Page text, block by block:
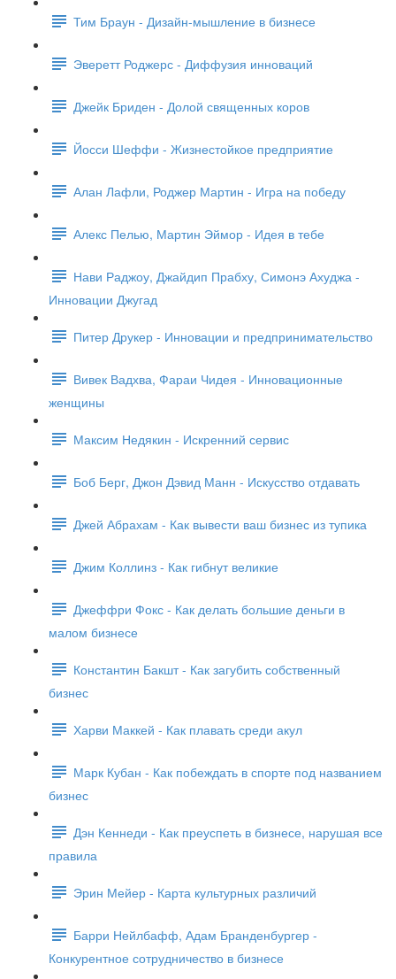
Тим Браун - Дизайн-мышление в бизнесе
Эверетт Роджерс - Диффузия инноваций
Джейк Бриден - Долой священных коров
Йосси Шеффи - Жизнестойкое предприятие
Алан Лафли, Роджер Мартин - Игра на победу
Алекс Пелью, Мартин Эймор - Идея в тебе
Нави Раджоу, Джайдип Прабху, Симонэ Ахуджа -
Инновации Джугад
Питер Друкер - Инновации и предпринимательство
Вивек Вадхва, Фараи Чидея - Инновационные
женщины
Максим Недякин - Искренний сервис
Боб Берг, Джон Дэвид Манн - Искусство отдавать
Джей Абрахам - Как вывести ваш бизнес из тупика
Джим Коллинз - Как гибнут великие
Джеффри Фокс - Как делать большие деньги в
малом бизнесе
Константин Бакшт - Как загубить собственный
бизнес
Харви Маккей - Как плавать среди акул
Марк Кубан - Как побеждать в спорте под названием
бизнес
Дэн Кеннеди - Как преуспеть в бизнесе, нарушая все
правила
Эрин Мейер - Карта культурных различий
Барри Нейлбафф, Адам Бранденбургер -
Конкурентное сотрудничество в бизнесе